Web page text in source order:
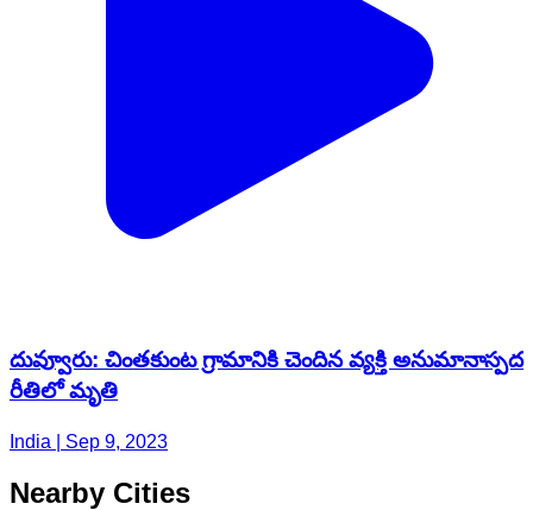
దువ్వూరు: చింతకుంట గ్రామానికి చెందిన వ్యక్తి అనుమానాస్పద
రీతిలో మృతి
India | Sep 9, 2023
Nearby Cities